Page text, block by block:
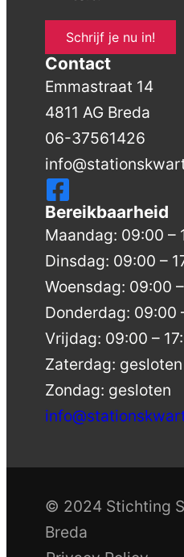
Schrijf je nu in!
Contact
Emmastraat 14
4811 AG Breda
06-37561426
Bereikbaarheid
Maandag: 09:00 –
Dinsdag: 09:00 –
Woensdag: 09:00
Donderdag: 09:00
Vrijdag: 09:00 –
Zaterdag: gesloten
Zondag: gesloten
© 2024 Stichting
Breda